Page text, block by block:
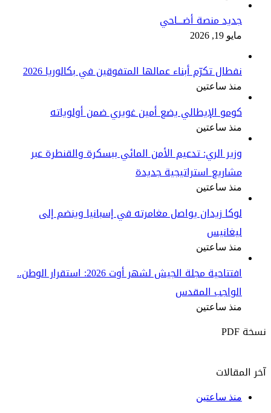
جديد منصة أضـــاحي
مايو 19, 2026
نفطال تكرّم أبناء عمالها المتفوقين في بكالوريا 2026
منذ ساعتين
كومو الإيطالي يضع أمين غويري ضمن أولوياته
منذ ساعتين
وزير الري: تدعيم الأمن المائي ببسكرة والقنطرة عبر
مشاريع استراتيجية جديدة
منذ ساعتين
لوكا زيدان يواصل مغامرته في إسبانيا وينضم إلى
ليغانيس
منذ ساعتين
افتتاحية مجلة الجيش لشهر أوت 2026: استقرار الوطن..
الواجب المقدس
منذ ساعتين
نسخة PDF
آخر المقالات
منذ ساعتين